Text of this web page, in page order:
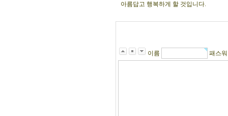
아름답고 행복하게 할 것입니다.
이름 패스